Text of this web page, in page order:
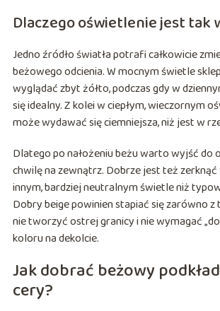
Dlaczego oświetlenie jest tak
Jedno źródło światła potrafi całkowicie
beżowego odcienia. W mocnym świetle
wyglądać zbyt żółto, podczas gdy w
się idealny. Z kolei w ciepłym, wieczornym
może wydawać się ciemniejsza, niż jest w
Dlatego po nałożeniu beżu warto wyjść do
chwilę na zewnątrz. Dobrze jest też
innym, bardziej neutralnym świetle niż
Dobry beige powinien stapiać się zarówno z
nie tworzyć ostrej granicy i nie wymagać
koloru na dekolcie.
Jak dobrać beżowy
cery?